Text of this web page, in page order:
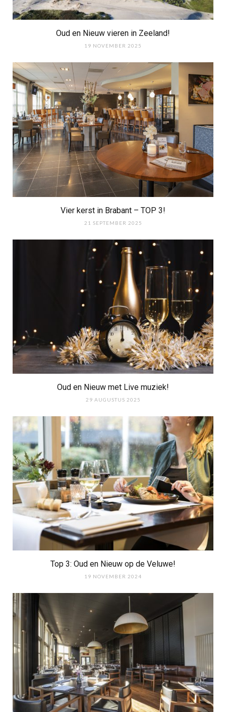
Oud en Nieuw vieren in Zeeland!
19 NOVEMBER 2025
Vier kerst in Brabant – TOP 3!
21 SEPTEMBER 2025
Oud en Nieuw met Live muziek!
29 AUGUSTUS 2025
Top 3: Oud en Nieuw op de Veluwe!
19 NOVEMBER 2024